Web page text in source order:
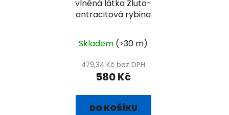
vlněná látka Žluto-
antracitová rybina
Skladem (>30 m)
479,34 Kč bez DPH
580 Kč
DO KOŠÍKU